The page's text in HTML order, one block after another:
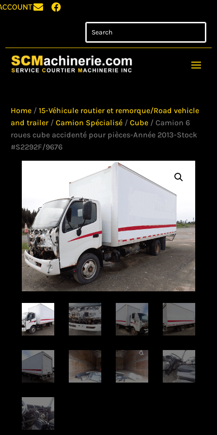
 
Home /15-Véhicule routier et remorque/Road vehicle
and trailer /Camion Spécialisé /Cube / Camion 6
roues cube accidenté pour pièces-Année 2013-Stock
#S2292F/9676